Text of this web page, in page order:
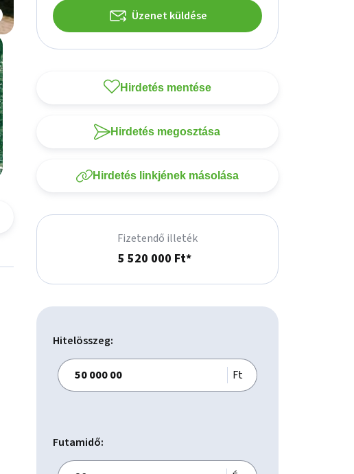
Üzenet küldése
Hirdetés mentése
Hirdetés megosztása
Hirdetés linkjének másolása
Fizetendő illeték
5 520 000 Ft*
Hitelösszeg:
Ft
Futamidő: